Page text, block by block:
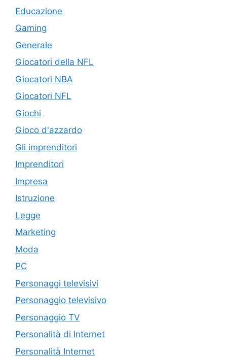
Educazione
Gaming
Generale
Giocatori della NFL
Giocatori NBA
Giocatori NFL
Giochi
Gioco d'azzardo
Gli imprenditori
Imprenditori
Impresa
Istruzione
Legge
Marketing
Moda
PC
Personaggi televisivi
Personaggio televisivo
Personaggio TV
Personalità di Internet
Personalità Internet